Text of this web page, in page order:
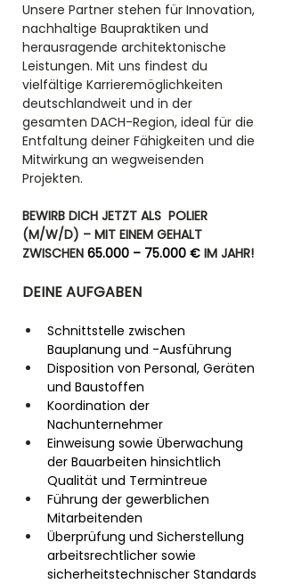
Unsere Partner stehen für Innovation,
nachhaltige Baupraktiken und
herausragende architektonische
Leistungen. Mit uns findest du
vielfältige Karrieremöglichkeiten
deutschlandweit und in der
gesamten DACH-Region, ideal für die
Entfaltung deiner Fähigkeiten und die
Mitwirkung an wegweisenden
Projekten.
BEWIRB DICH JETZT ALS  POLIER
(M/W/D) – MIT EINEM GEHALT
ZWISCHEN 65.000 – 75.000 € IM JAHR!
DEINE AUFGABEN
Schnittstelle zwischen
Bauplanung und -Ausführung
Disposition von Personal, Geräten
und Baustoffen
Koordination der
Nachunternehmer
Einweisung sowie Überwachung
der Bauarbeiten hinsichtlich
Qualität und Termintreue
Führung der gewerblichen
Mitarbeitenden
Überprüfung und Sicherstellung
arbeitsrechtlicher sowie
sicherheitstechnischer Standards